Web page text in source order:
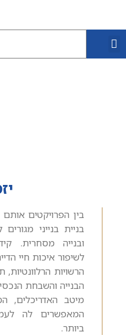
בין הפרויקטים
בניית בנייני
ובנייה מסחרית.
לשיפור איכות חיי
הרשויות הרלוונטיות,
הבנייה והשבחת
מיטב האדריכלים,
המאפשרים לה
ביותר.